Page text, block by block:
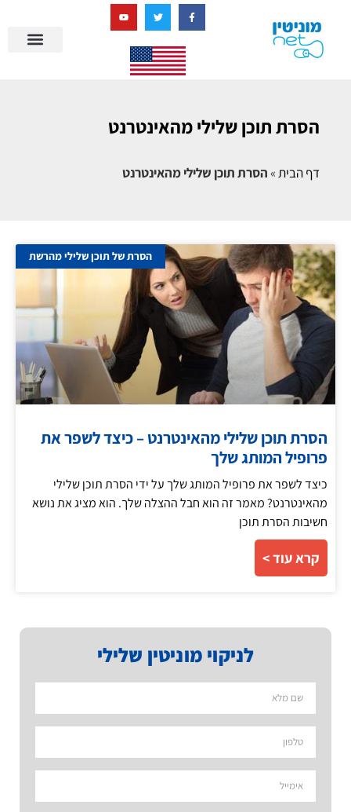
הסרת תוכן שלילי מהאינטרנט
דף הבית»הסרת תוכן שלילי מהאינטרנט
לניקוי מוניטין שלילי
הסרת של תוכן שלילי מהרשת
הסרת תוכן שלילי מהאינטרנט – כיצד לשפר את
פרופיל המותג שלך
כיצד לשפר את פרופיל המותג שלך על ידי הסרת תוכן שלילי
מהאינטרנט? מאמר זה הוא חבל ההצלה שלך. הוא מציג את נושא
חשיבות הסרת תוכן
קרא עוד >